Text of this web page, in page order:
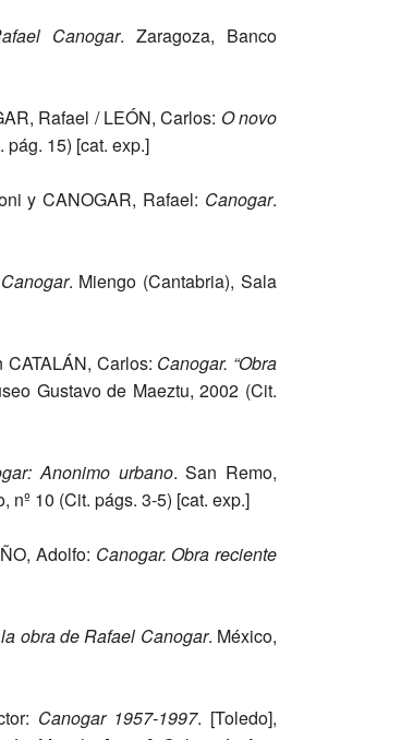
Canogar. Zaragoza, Banco
Rafael / LEÓN, Carlos: Onovo
15) [cat. exp.]
y CANOGAR, Rafael: Canogar.
. Miengo (Cantabria), Sala
CATALÁN, Carlos: Canogar. “Obra
Gustavo de Maeztu, 2002 (Cit.
Anonimo urbano. San Remo,
10 (Cit. págs. 3-5) [cat. exp.]
Adolfo: Canogar. Obra reciente
obra de Rafael Canogar. México,
Canogar 1957-1997. [Toledo],